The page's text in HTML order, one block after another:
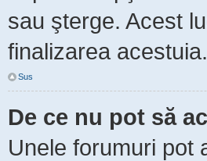
sau şterge. Acest
finalizarea acestuia.
Sus
De ce nu pot să
Unele forumuri pot